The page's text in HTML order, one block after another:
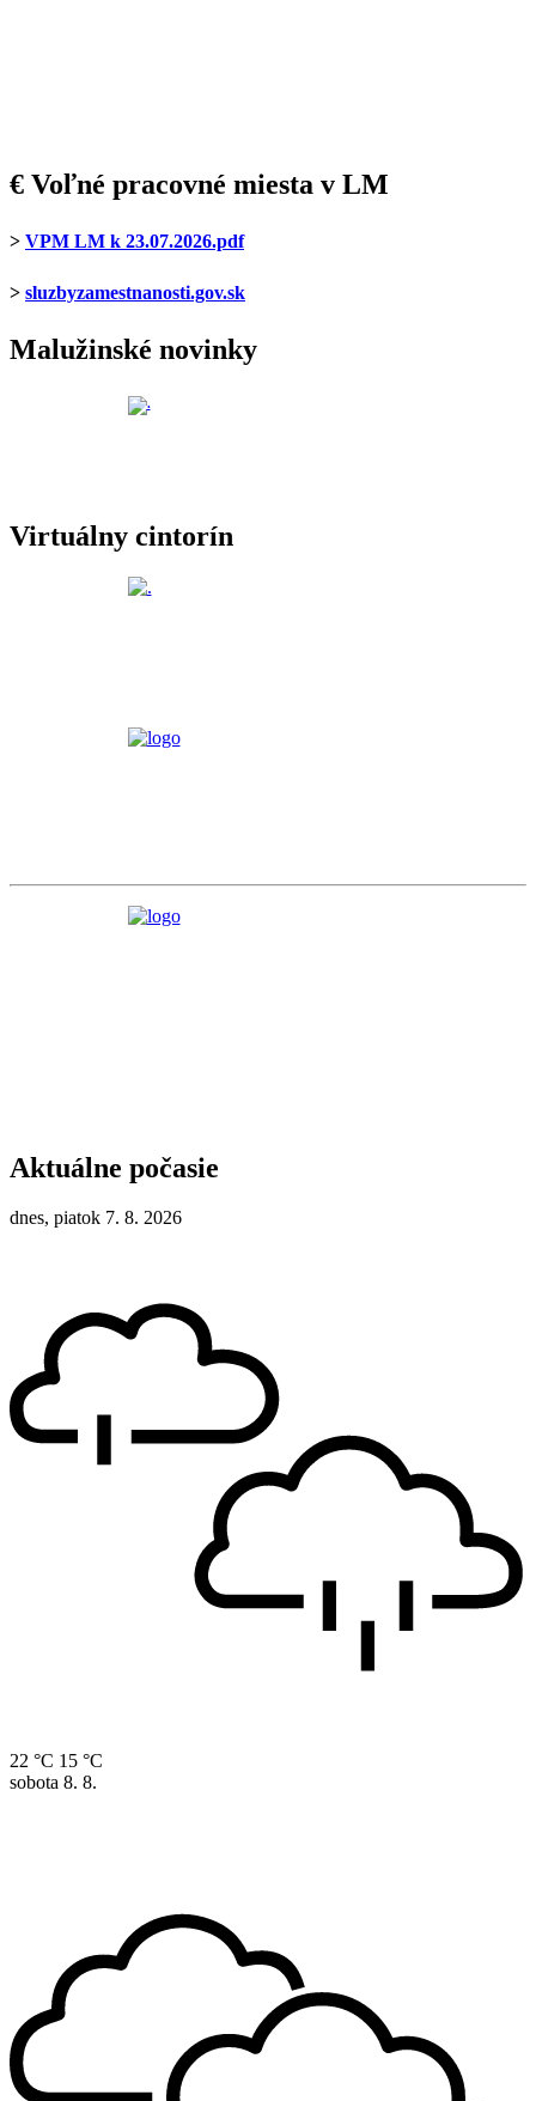
€ Voľné pracovné miesta v LM
> VPM LM k 23.07.2026.pdf
> sluzbyzamestnanosti.gov.sk
Malužinské novinky
Virtuálny cintorín
Aktuálne počasie
dnes, piatok 7. 8. 2026
22 °C 15 °C
sobota 8. 8.